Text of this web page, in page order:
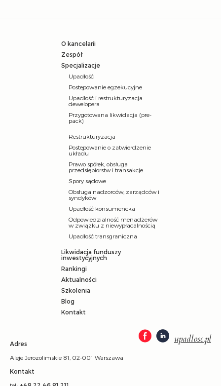
O kancelarii
Zespół
Specjalizacje
Upadłość
Postępowanie egzekucyjne
Upadłość i restrukturyzacja
dewelopera
Przygotowana likwidacja (pre-
pack)
Restrukturyzacja
Postępowanie o zatwierdzenie
układu
Prawo spółek, obsługa
przedsiębiorstw i transakcje
Spory sądowe
Obsługa nadzorców, zarządców i
syndyków
Upadłość konsumencka
Odpowiedzialność menadżerów
w związku z niewypłacalnością
Upadłość transgraniczna
Likwidacja funduszy
inwestycyjnych
Rankingi
Aktualności
Szkolenia
Blog
Kontakt
upadlosc.pl
Adres
Aleje Jerozolimskie 81, 02-001 Warszawa
Kontakt